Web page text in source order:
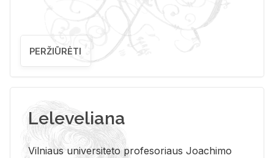
PERŽIŪRĖTI
Leleveliana
Vil­niaus uni­ver­si­te­to pro­fe­so­riaus Jo­a­chi­mo